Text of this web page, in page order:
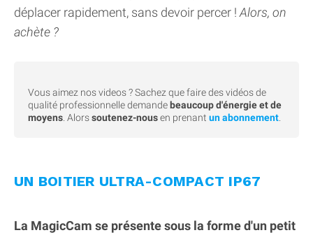
déplacer rapidement, sans devoir percer ! Alors, on
achète ?
Vous aimez nos videos ? Sachez que faire des vidéos de
qualité professionnelle demande beaucoup d'énergie et de
moyens . Alorssoutenez-nousen prenant un abonnement
UN BOITIER ULTRA-COMPACT IP67
La MagicCam se présente sous la forme d'un petit